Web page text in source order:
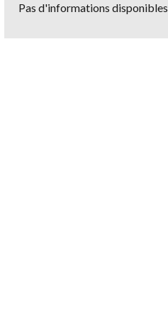
Pas d'informations disponibles